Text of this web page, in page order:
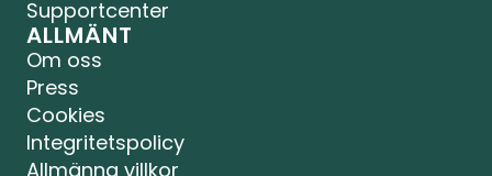
Supportcenter
ALLMÄNT
Om oss
Press
Cookies
Integritetspolicy
Allmänna villkor